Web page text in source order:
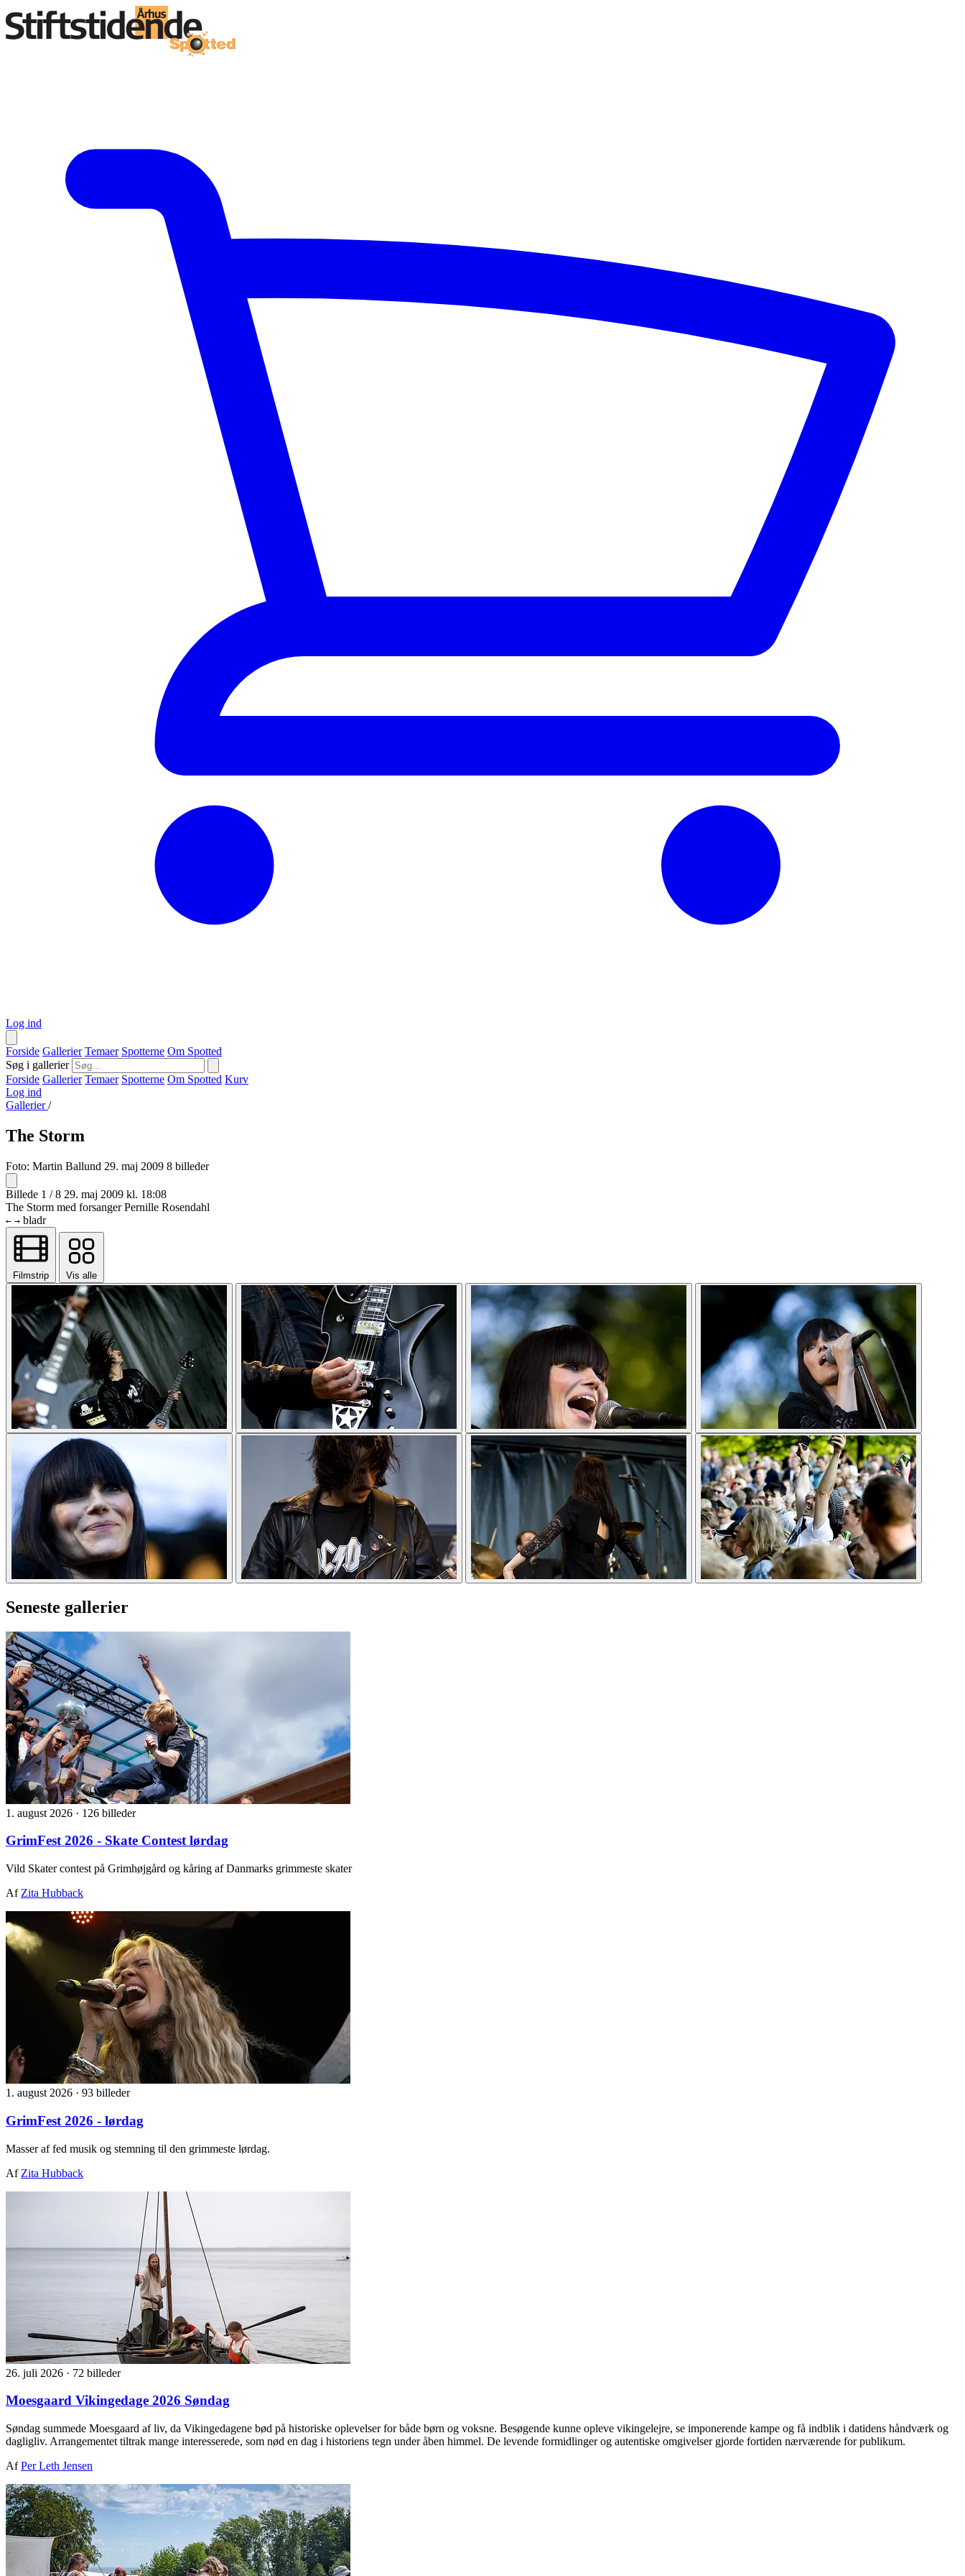
Log ind
Forside Gallerier Temaer Spotterne Om Spotted
Søg i gallerier
Forside Gallerier Temaer Spotterne Om Spotted Kurv
Log ind
Gallerier/
The Storm
Foto: Martin Ballund 29. maj 2009 8 billeder
Billede 1 / 8 29. maj 2009 kl. 18:08
The Storm med forsanger Pernille Rosendahl
← → bladr
Filmstrip Vis alle
Seneste gallerier
1. august 2026 · 126 billeder
GrimFest 2026 - Skate Contest lørdag
Vild Skater contest på Grimhøjgård og kåring af Danmarks grimmeste skater
Af Zita Hubback
1. august 2026 · 93 billeder
GrimFest 2026 - lørdag
Masser af fed musik og stemning til den grimmeste lørdag.
Af Zita Hubback
26. juli 2026 · 72 billeder
Moesgaard Vikingedage 2026 Søndag
Søndag summede Moesgaard af liv, da Vikingedagene bød på historiske oplevelser for både børn og voksne. Besøgende kunne opleve vikingelejre, se imponerende kampe og få indblik i datidens håndværk og
dagligliv. Arrangementet tiltrak mange interesserede, som nød en dag i historiens tegn under åben himmel. De levende formidlinger og autentiske omgivelser gjorde fortiden nærværende for publikum.
AfPer Leth Jensen